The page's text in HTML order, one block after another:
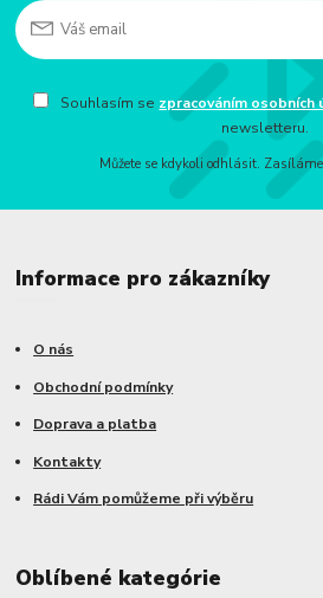
Souhlasím se zpracováním osobních
newsletteru.
Můžete se kdykoli odhlásit.
Informace pro zákazníky
O nás
Obchodní podmínky
Doprava a platba
Kontakty
Rádi Vám pomůžeme při výběru
Oblíbené kategórie